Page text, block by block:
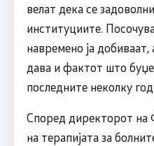
велат дека се
институциите.
навремено ја
дава и фактот што
последните неколку
Според директорот на
на терапијата за